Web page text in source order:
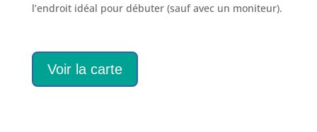
l’endroit idéal pour débuter (sauf avec un moniteur).
Voir la carte